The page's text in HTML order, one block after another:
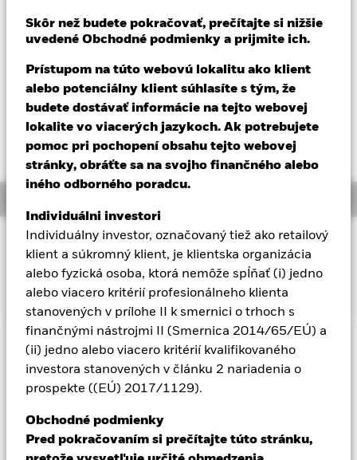
Skôr než budete pokračovať, prečítajte si nižšie
uvedené Obchodné podmienky a prijmite ich.
Prístupom na túto webovú lokalitu ako klient
alebo potenciálny klient súhlasíte s tým, že
budete dostávať informácie na tejto webovej
lokalite vo viacerých jazykoch. Ak potrebujete
pomoc pri pochopení obsahu tejto webovej
stránky, obráťte sa na svojho finančného alebo
iného odborného poradcu.
Individuálni investori
Individuálny investor, označovaný tiež ako retailový
klient a súkromný klient, je klientska organizácia
alebo fyzická osoba, ktorá nemôže spĺňať (i) jedno
alebo viacero kritérií profesionálneho klienta
stanovených v prílohe II k smernici o trhoch s
finančnými nástrojmi II (Smernica 2014/65/EÚ) a
(ii) jedno alebo viacero kritérií kvalifikovaného
investora stanovených v článku 2 nariadenia o
prospekte ((EÚ) 2017/1129).
Obchodné podmienky
Pred pokračovaním si prečítajte túto stránku,
iShares
Aladdin
Naša spoločnosť
NAV k 06-aug-26
USD 41,61
52 WK: 27,98 - 41,61
Zmena NAV za 1 deň k 06-aug-26
USD 0,36 (0,88%)
Celkový výnos NAV k 06-aug-26
YTD: 26,20%
INVESTIČNÝ CIEĽ
Fond sa snaží sledovať výkonnosť indexu zloženého zo
spoločností z Poľska.
Dôležitá informácia: Rizikový kapitál.Hodnota investícií a
príjmov z nich môže klesať aj stúpať a nie je zaručená.
Investori nesmú získať späť pôvodne investovanú sumu.
Zobraziť menej